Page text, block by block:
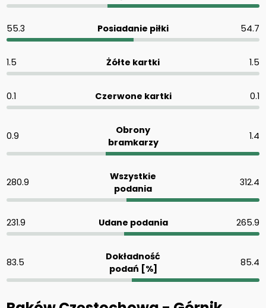
55.3 Posiadanie piłki 54.7
1.5 Żółte kartki 1.5
0.1 Czerwone kartki 0.1
0.9
Obrony
bramkarzy
1.4
280.9
Wszystkie
podania
312.4
231.9 Udane podania 265.9
83.5
Dokładność
podań [%]
85.4